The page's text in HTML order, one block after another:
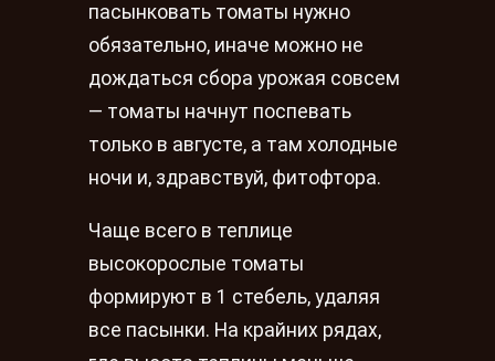
пасынковать томаты нужно
обязательно, иначе можно не
дождаться сбора урожая совсем
— томаты начнут поспевать
только в августе, а там холодные
ночи и, здравствуй, фитофтора.
Чаще всего в теплице
высокорослые томаты
формируют в 1 стебель, удаляя
все пасынки. На крайних рядах,